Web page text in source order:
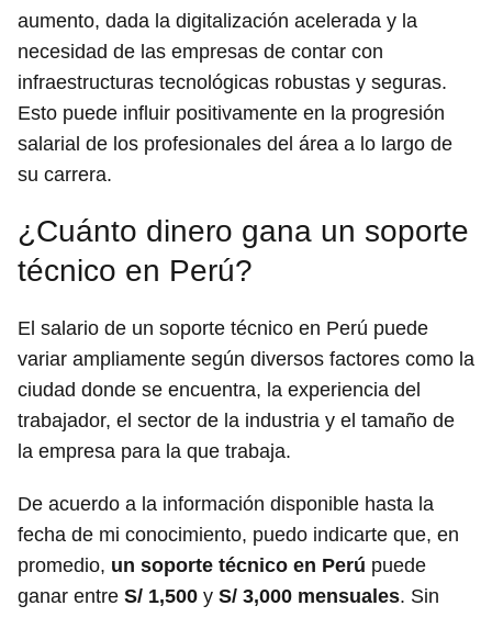
aumento, dada la digitalización acelerada y la
necesidad de las empresas de contar con
infraestructuras tecnológicas robustas y seguras.
Esto puede influir positivamente en la progresión
salarial de los profesionales del área a lo largo de
su carrera.
¿Cuánto dinero gana un soporte
técnico en Perú?
El salario de un soporte técnico en Perú puede
variar ampliamente según diversos factores como la
ciudad donde se encuentra, la experiencia del
trabajador, el sector de la industria y el tamaño de
la empresa para la que trabaja.
De acuerdo a la información disponible hasta la
fecha de mi conocimiento, puedo indicarte que, en
promedio, un soporte técnico en Perú puede
ganar entre S/ 1,500 y S/ 3,000 mensuales. Sin